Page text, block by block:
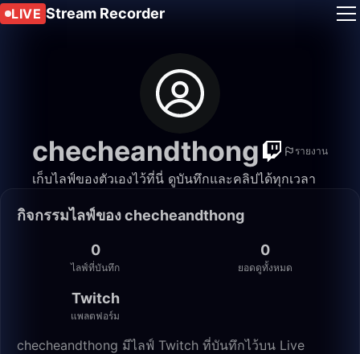
LIVE Stream Recorder
checheandthong รายงาน
เก็บไลฟ์ของตัวเองไว้ที่นี่ ดูบันทึกและคลิปได้ทุกเวลา
กิจกรรมไลฟ์ของ checheandthong
0
ไลฟ์ที่บันทึก
0
ยอดดูทั้งหมด
Twitch
แพลตฟอร์ม
checheandthong มีไลฟ์ Twitch ที่บันทึกไว้บน Live